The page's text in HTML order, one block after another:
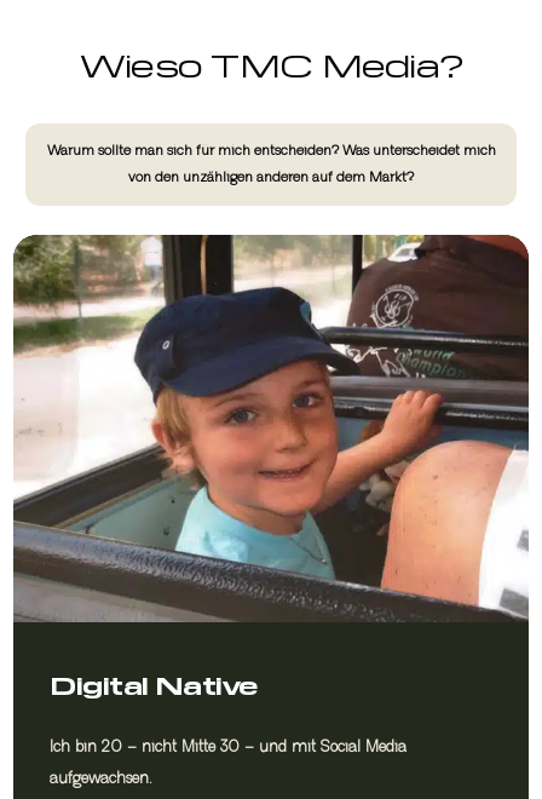
Wieso TMC Media?
Warum sollte man sich für mich entscheiden? Was unterscheidet mich
von den unzähligen anderen auf dem Markt?
Digital Native
Ich bin 20 – nicht Mitte 30 – und mit Social Media
aufgewachsen.